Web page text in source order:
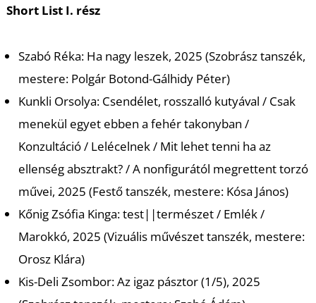
Short List I. rész
Szabó Réka: Ha nagy leszek, 2025 (Szobrász tanszék,
mestere: Polgár Botond-Gálhidy Péter)
Kunkli Orsolya: Csendélet, rosszalló kutyával / Csak
menekül egyet ebben a fehér takonyban /
Konzultáció / Lelécelnek / Mit lehet tenni ha az
ellenség absztrakt? / A nonfigurától megrettent torzó
művei, 2025 (Festő tanszék, mestere: Kósa János)
Kőnig Zsófia Kinga: test||természet / Emlék /
Marokkó, 2025 (Vizuális művészet tanszék, mestere:
Orosz Klára)
Kis-Deli Zsombor: Az igaz pásztor (1/5), 2025